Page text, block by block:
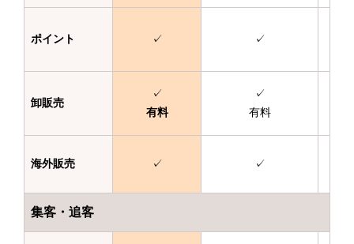
ポイント ✓ ✓
卸販売
✓
有料
✓
有料
海外販売 ✓ ✓
集客・追客